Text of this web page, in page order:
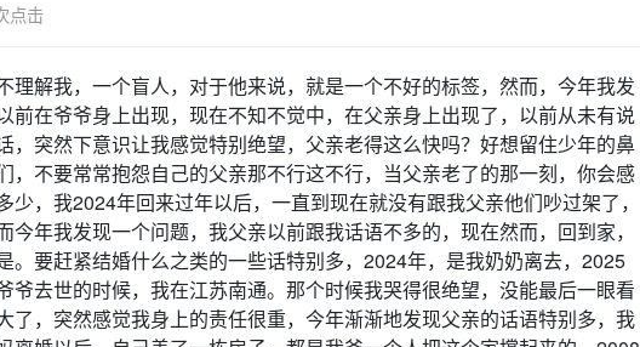
点击
理解我，一个盲人，对于他来说，就是一个不好的标签，然而，今年我发
前在爷爷身上出现，现在不知不觉中，在父亲身上出现了，以前从未有说
，突然下意识让我感觉特别绝望，父亲老得这么快吗？好想留住少年的鼻
，不要常常抱怨自己的父亲那不行这不行，当父亲老了的那一刻，你会感
，我2024年回来过年以后，一直到现在就没有跟我父亲他们吵过架了，
年我发现一个问题，我父亲以前跟我话语不多的，现在然而，回到家，
。要赶紧结婚什么之类的一些话特别多，2024年，是我奶奶离去，2025
爷去世的时候，我在江苏南通。那个时候我哭得很绝望，没能最后一眼看
了，突然感觉我身上的责任很重，今年渐渐地发现父亲的话语特别多，我